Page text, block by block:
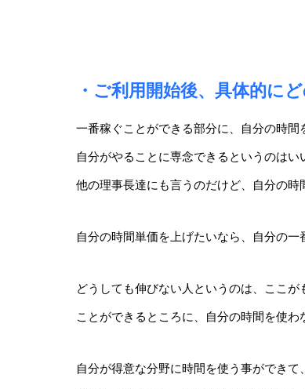
・ご利用開始後、具体的に
一番稼ぐことができる部分に、自分の時間
自分がやることに専念できるというのはい
他の理事長達にも言うのだけど、 自分の時
自分の時間単価を上げたいなら、自分の
どうしても伸びない人というのは、ここ
ことができるところに、自分の時間を使
自分が得意な分野に時間を使う事ができ